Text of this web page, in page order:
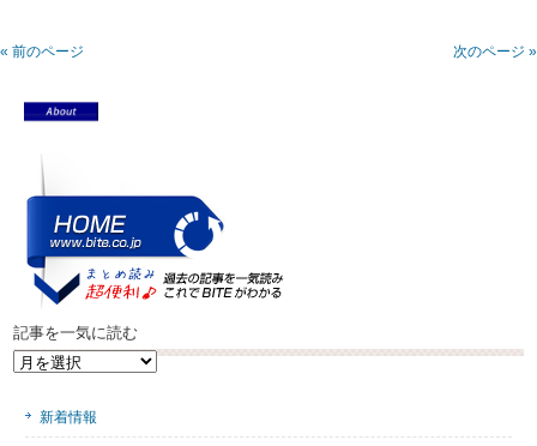
« 前のページ 次のページ »
記事を一気に読む
記
新着情報